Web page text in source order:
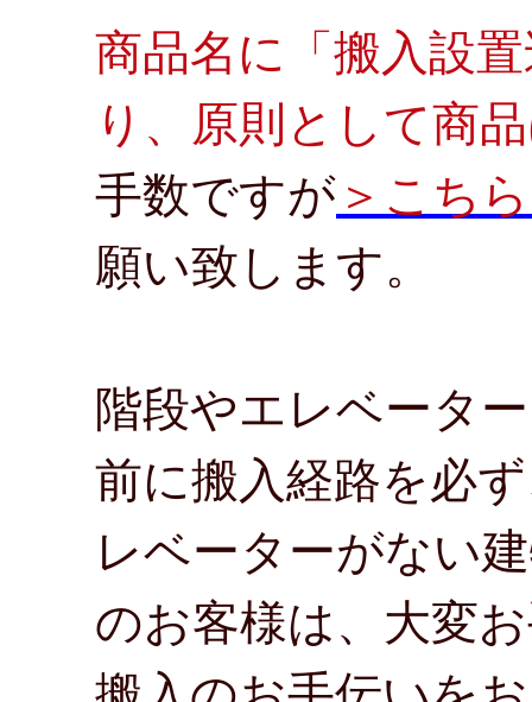
商品名に「搬入設
り、原則として商
手数ですが ＞こち
願い致します。
階段やエレベータ
前に搬入経路を必
レベーターがない
のお客様は、大変